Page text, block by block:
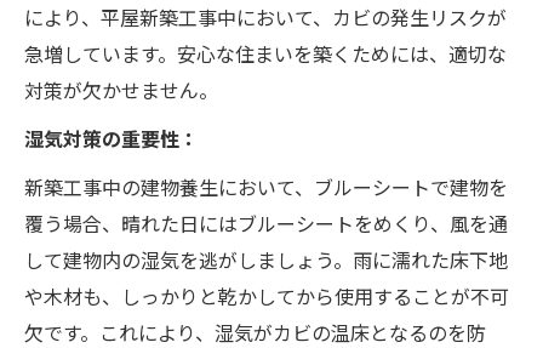
により、平屋新築工事中において、カビの発生リスクが
急増しています。安心な住まいを築くためには、適切な
対策が欠かせません。
湿気対策の重要性：
新築工事中の建物養生において、ブルーシートで建物を
覆う場合、晴れた日にはブルーシートをめくり、風を通
して建物内の湿気を逃がしましょう。雨に濡れた床下地
や木材も、しっかりと乾かしてから使用することが不可
欠です。これにより、湿気がカビの温床となるのを防